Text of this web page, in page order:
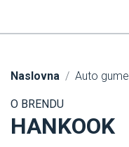
Naslovna Auto gume
O BRENDU
HANKOOK